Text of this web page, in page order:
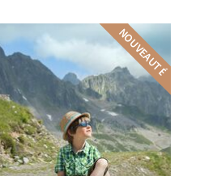
NOUVEAUTÉ